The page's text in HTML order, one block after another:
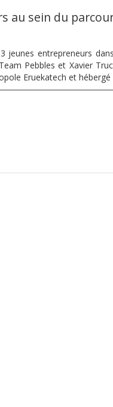
au sein du
jeunes entrepreneurs
Pebbles et Xavier
Eruekatech et